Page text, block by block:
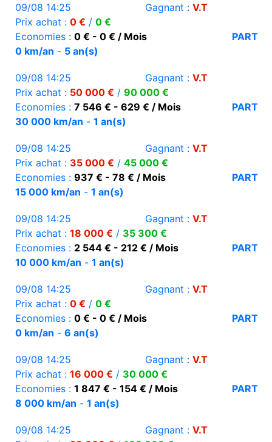
09/08 14:25 Gagnant : V.T
Prix achat : 0 € / 0 €
Economies : 0 € - 0 € / Mois
PART
0 km/an - 5 an(s)
09/08 14:25 Gagnant : V.T
Prix achat : 50 000 € / 90 000 €
Economies : 7 546 € - 629 € / Mois
PART
30 000 km/an - 1 an(s)
09/08 14:25 Gagnant : V.T
Prix achat : 35 000 € / 45 000 €
Economies : 937 € - 78 € / Mois
PART
15 000 km/an - 1 an(s)
09/08 14:25 Gagnant : V.T
Prix achat : 18 000 € / 35 300 €
Economies : 2 544 € - 212 € / Mois
PART
10 000 km/an - 1 an(s)
09/08 14:25 Gagnant : V.T
Prix achat : 0 € / 0 €
Economies : 0 € - 0 € / Mois
PART
0 km/an - 6 an(s)
09/08 14:25 Gagnant : V.T
Prix achat : 16 000 € / 30 000 €
Economies : 1 847 € - 154 € / Mois
PART
8 000 km/an - 1 an(s)
09/08 14:25 Gagnant : V.T